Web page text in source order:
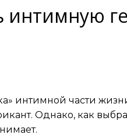
интимной части
Однако, как